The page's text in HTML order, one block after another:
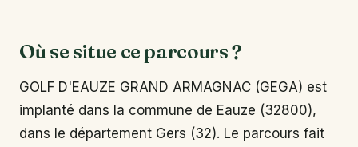
Où se situe ce parcours ?
GOLF D'EAUZE GRAND ARMAGNAC (GEGA) est
implanté dans la commune de Eauze (32800),
dans le département Gers (32). Le parcours fait